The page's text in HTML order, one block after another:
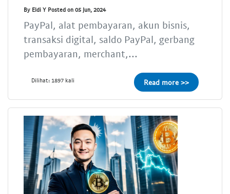
By Eldi Y Posted on 05 Jun, 2024
PayPal, alat pembayaran, akun bisnis,
transaksi digital, saldo PayPal, gerbang
pembayaran, merchant,...
Dilihat: 1897 kali Read more >>